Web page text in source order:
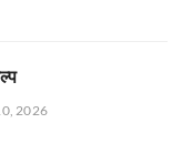
2026